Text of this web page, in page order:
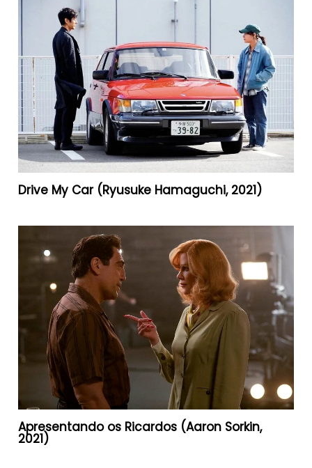
Drive My Car (Ryusuke Hamaguchi, 2021)
Apresentando os Ricardos (Aaron Sorkin,
2021)